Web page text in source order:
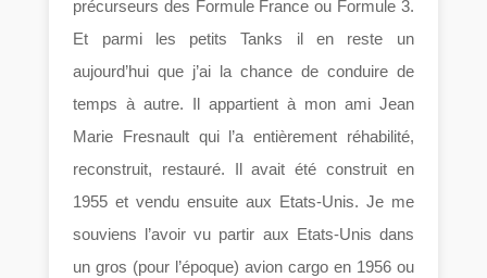
précurseurs des Formule France ou Formule 3.
Et parmi les petits Tanks il en reste un
aujourd’hui que j’ai la chance de conduire de
temps à autre. Il appartient à mon ami Jean
Marie Fresnault qui l’a entièrement réhabilité,
reconstruit, restauré. Il avait été construit en
1955 et vendu ensuite aux Etats-Unis. Je me
souviens l’avoir vu partir aux Etats-Unis dans
un gros (pour l’époque) avion cargo en 1956 ou